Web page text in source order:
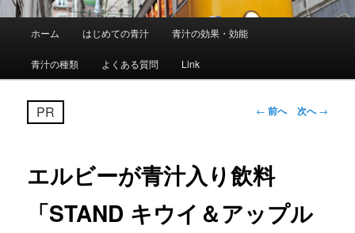
メ
ホーム はじめての青汁 青汁の効果・効能
青汁の種類 よくある質問 Link
PR
投
ゲ
ー
シ
ョ
← 前へ 次へ→
エルビーが青汁入り飲料
「STAND キウイ＆アップル